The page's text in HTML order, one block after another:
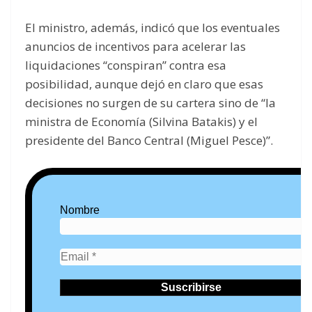
El ministro, además, indicó que los eventuales
anuncios de incentivos para acelerar las
liquidaciones “conspiran” contra esa
posibilidad, aunque dejó en claro que esas
decisiones no surgen de su cartera sino de “la
ministra de Economía (Silvina Batakis) y el
presidente del Banco Central (Miguel Pesce)”.
Nombre